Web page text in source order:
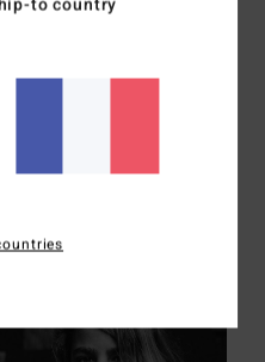
De-France, Martinique